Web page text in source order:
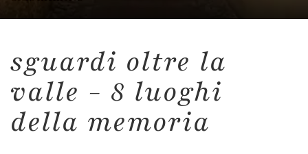
sguardi oltre la
valle - 8 luoghi
della memoria